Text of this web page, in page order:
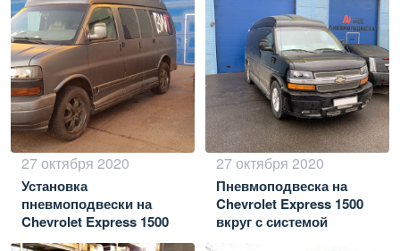
27 октября 2020
Установка
пневмоподвески на
Chevrolet Express 1500
Black & White Team
27 октября 2020
Пневмоподвеска на
Chevrolet Express 1500
вкруг с системой